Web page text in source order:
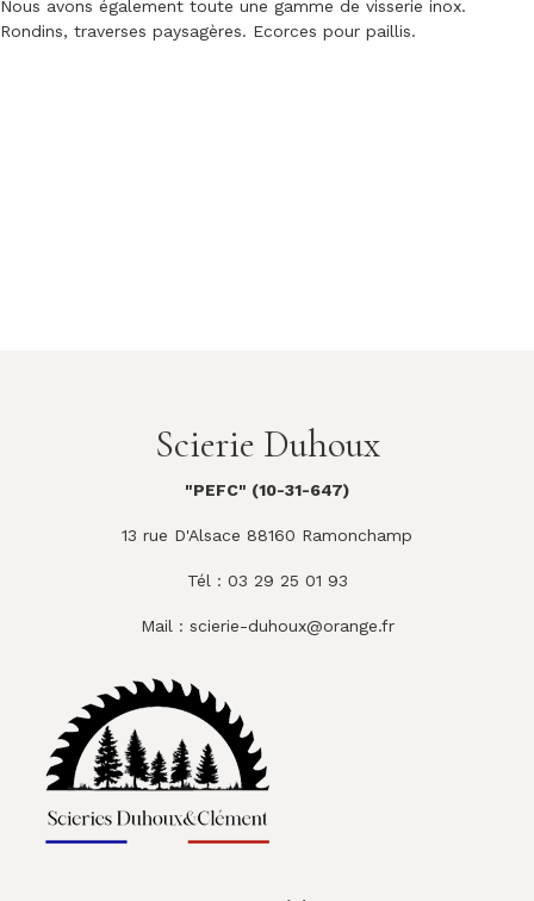
Nous avons également toute une gamme de visserie inox.
Rondins, traverses paysagères. Ecorces pour paillis.
Scierie Duhoux
"PEFC" (10-31-647)
13 rue D'Alsace 88160 Ramonchamp
Tél : 03 29 25 01 93
Mail : scierie-duhoux@orange.fr